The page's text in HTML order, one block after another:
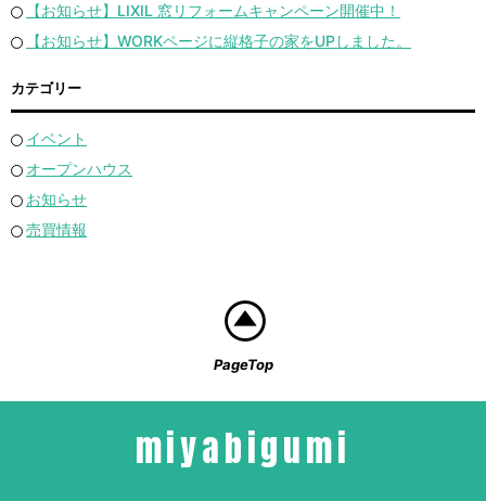
【お知らせ】LIXIL 窓リフォームキャンペーン開催中！
【お知らせ】WORKページに縦格子の家をUPしました。
カテゴリー
イベント
オープンハウス
お知らせ
売買情報
PageTop
miyabigumi